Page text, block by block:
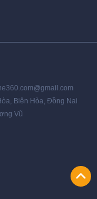
Biên Hòa, Đồng Nai
Vũ